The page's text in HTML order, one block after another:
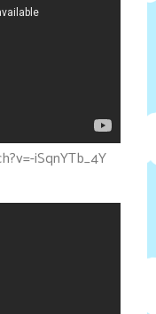
iSqnYTb_4Y